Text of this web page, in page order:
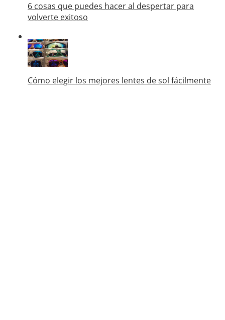
6 cosas que puedes hacer al despertar para
volverte exitoso
Cómo elegir los mejores lentes de sol fácilmente